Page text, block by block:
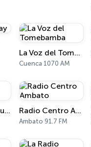
La Voz del Tomebamba
Cuenca 1070 AM
Radio María Ecuador Radio Centro Ambato
Ambato 91.7 FM